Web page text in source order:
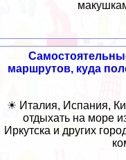
маршрутов, куда
☀ Италия, Испания,
отдыхать на море
Иркутска и других